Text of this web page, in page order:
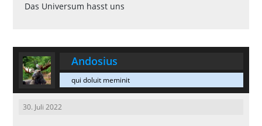
Das Universum hasst uns
Andosius
qui doluit meminit
30. Juli 2022